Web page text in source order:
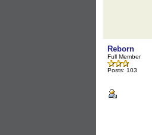
Reborn
Full Member
Posts: 103